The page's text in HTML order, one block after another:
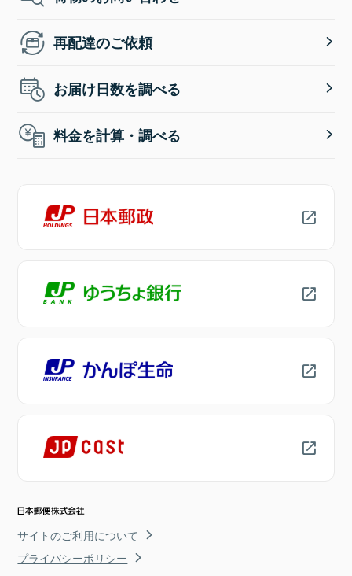
再配達のご依頼
お届け日数を調べる
料金を計算・調べる
サイトのご利用について
プライバシーポリシー